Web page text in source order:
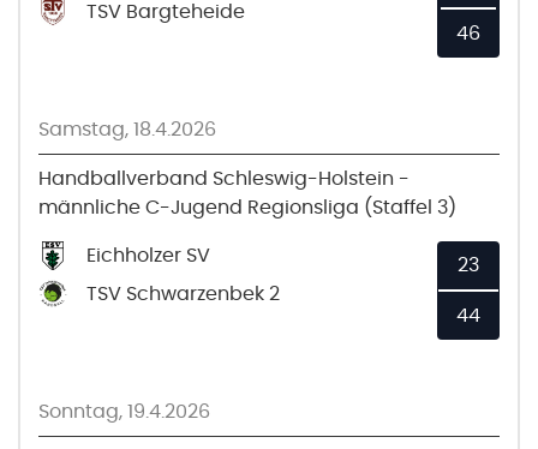
TSV Bargteheide
46
Samstag, 18.4.2026
Handballverband Schleswig-Holstein -
männliche C-Jugend Regionsliga (Staffel 3)
Eichholzer SV
TSV Schwarzenbek 2
23
44
Sonntag, 19.4.2026